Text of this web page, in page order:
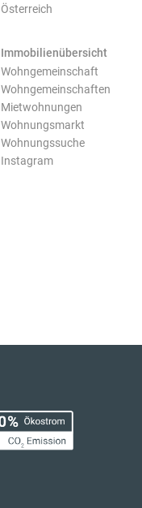
Österreich
Immobilienübersicht
Wohngemeinschaft
Wohngemeinschaften
Mietwohnungen
Wohnungsmarkt
Wohnungssuche
Instagram